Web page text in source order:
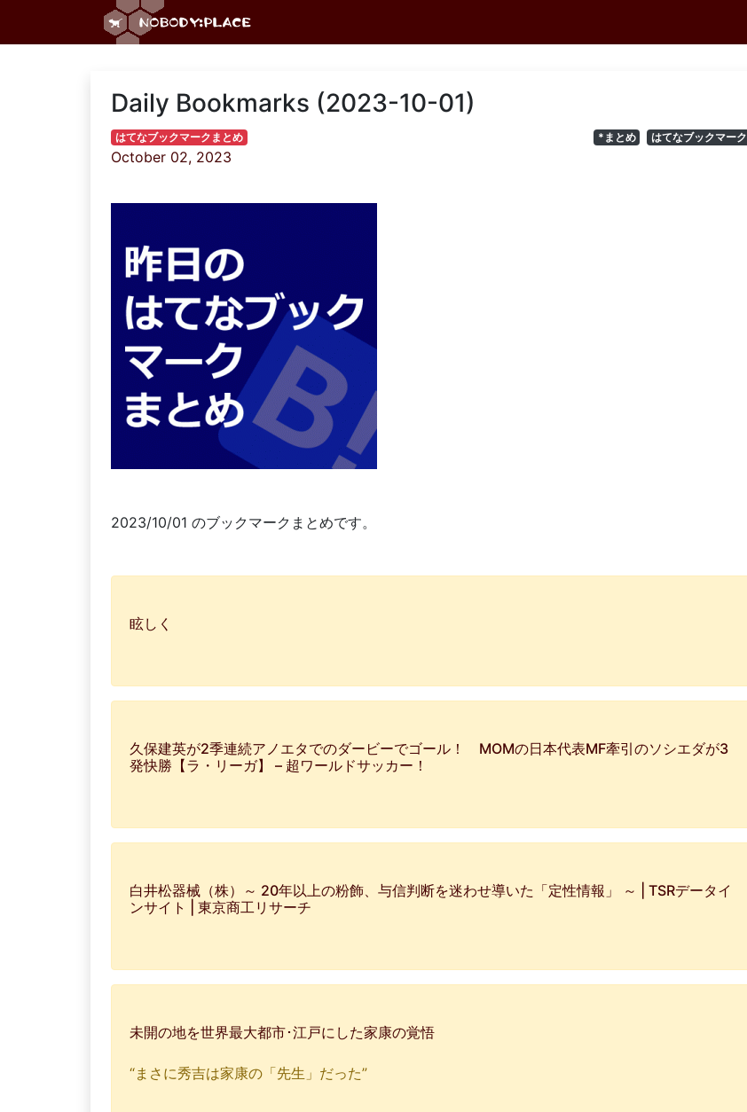
Daily Bookmarks (2023-10-01)
はてなブックマークまとめ
October 02, 2023
*まとめ はてなブックマーク
2023/10/01 のブックマークまとめです。
眩しく
久保建英が2季連続アノエタでのダービーでゴール！ MOMの日本代表MF牽引のソシエダが3
発快勝【ラ・リーガ】 – 超ワールドサッカー！
白井松器械（株）～ 20年以上の粉飾、与信判断を迷わせ導いた「定性情報」 ～ | TSRデータイ
ンサイト | 東京商工リサーチ
未開の地を世界最大都市･江戸にした家康の覚悟
“まさに秀吉は家康の「先生」だった”